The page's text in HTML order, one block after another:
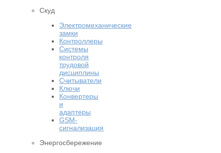
Скуд
Электромеханические
замки
Контроллеры
Системы
контроля
трудовой
дисциплины
Считыватели
Ключи
Конвертеры
и
адаптеры
GSM-
сигнализация
Энергосбережение